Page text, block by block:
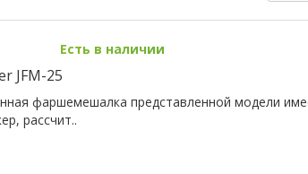
Есть в наличии
JFM-25
фаршемешалка представленной модели
рассчит..